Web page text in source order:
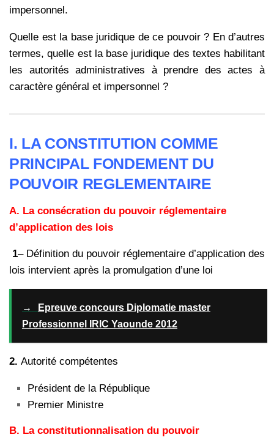
impersonnel.
Quelle est la base juridique de ce pouvoir ? En d’autres
termes, quelle est la base juridique des textes habilitant
les autorités administratives à prendre des actes à
caractère général et impersonnel ?
I. LA CONSTITUTION COMME
PRINCIPAL FONDEMENT DU
POUVOIR REGLEMENTAIRE
A. La consécration du pouvoir réglementaire
d’application des lois
1– Définition du pouvoir réglementaire d’application des
lois intervient après la promulgation d’une loi
→
Epreuve concours Diplomatie master
Professionnel IRIC Yaounde 2012
2. Autorité compétentes
Président de la République
Premier Ministre
B. La constitutionnalisation du pouvoir